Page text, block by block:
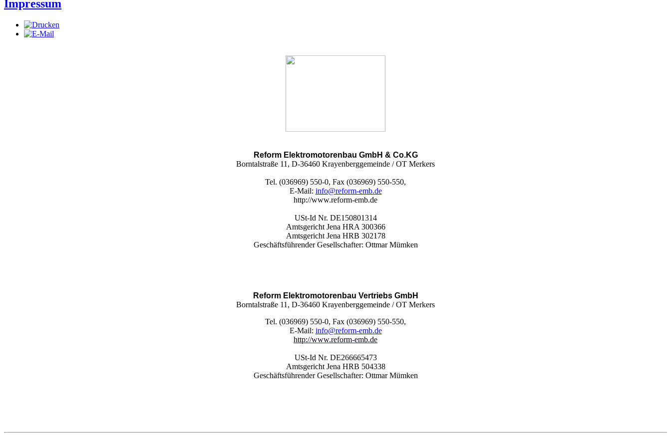
Impressum
Reform Elektromotorenbau GmbH & Co.KG
Borntalstraße 11, D-36460 Krayenberggemeinde / OT Merkers
Tel. (036969) 550-0, Fax (036969) 550-550,
E-Mail: info@reform-emb.de
http://www.reform-emb.de
USt-Id Nr. DE150801314
Amtsgericht Jena HRA 300366
Amtsgericht Jena HRB 302178
Geschäftsführender Gesellschafter: Ottmar Mümken
Reform Elektromotorenbau Vertriebs GmbH
Borntalstraße 11, D-36460 Krayenberggemeinde / OT Merkers
Tel. (036969) 550-0, Fax (036969) 550-550,
E-Mail: info@reform-emb.de
http://www.reform-emb.de
USt-Id Nr. DE266665473
Amtsgericht Jena HRB 504338
Geschäftsführender Gesellschafter: Ottmar Mümken